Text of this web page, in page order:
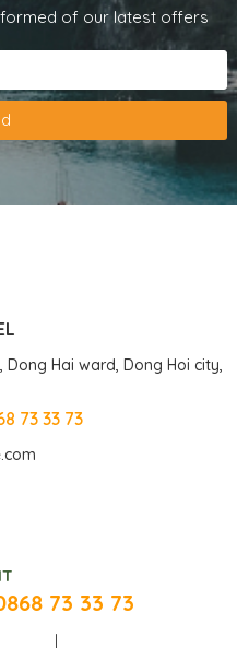
of our latest offers
Hai ward, Dong Hoi city,
73 33 73
73 33 73
|